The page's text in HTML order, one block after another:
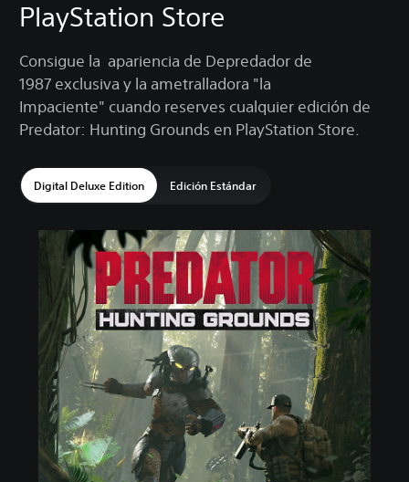
PlayStation Store
Consigue la apariencia de Depredador de
1987 exclusiva y la ametralladora "la
Impaciente" cuando reserves cualquier edición de
Predator: Hunting Grounds en PlayStation Store.
Digital Deluxe Edition Edición Estándar